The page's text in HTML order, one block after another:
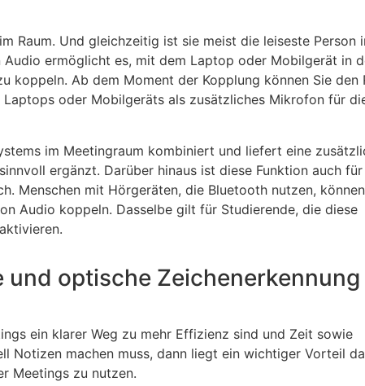
Raum. Und gleichzeitig ist sie meist die leiseste Person
Audio ermöglicht es, mit dem Laptop oder Mobilgerät in
koppeln. Ab dem Moment der Kopplung können Sie den
oder Mobilgeräts als zusätzliches Mikrofon für
im Meetingraum kombiniert und liefert eine
ergänzt. Darüber hinaus ist diese Funktion auch für
Menschen mit Hörgeräten, die Bluetooth nutzen,
Audio koppeln. Dasselbe gilt für Studierende, die diese
optische Zeichenerkennung
ein klarer Weg zu mehr Effizienz sind und Zeit sowie
Notizen machen muss, dann liegt ein wichtiger Vorteil
Meetings zu nutzen.